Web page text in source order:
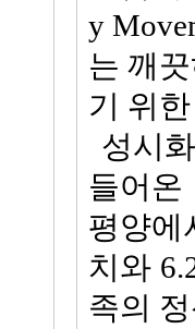
y
는 깨
기 위
성시
들어
평양에
치와
족의